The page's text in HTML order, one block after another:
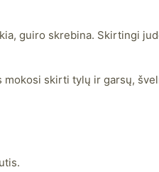
guiro skrebina. Skirtingi
skirti tylų ir garsų,